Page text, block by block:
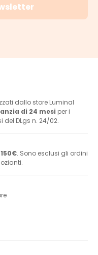
dallo store Luminal
di 24 mesi per i
DLgs n. 24/02.
150€. Sono esclusi gli ordini